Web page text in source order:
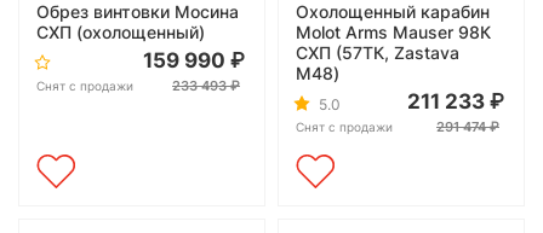
Обрез винтовки Мосина
СХП (охолощенный)
Снят с продажи
159 990
233 493
Охолощенный карабин
Molot Arms Mauser 98К
СХП (57ТК, Zastava
M48)
5.0
Снят с продажи
211 233
291 474